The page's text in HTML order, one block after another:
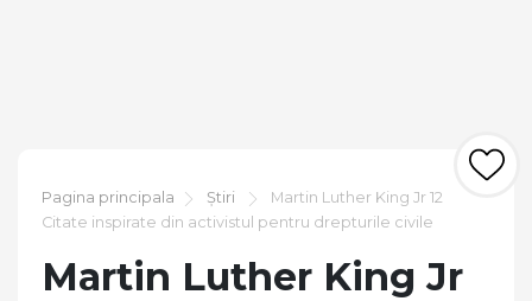
Pagina principala Știri
Martin Luther King Jr 12
Citate inspirate din activistul pentru drepturile civile
Martin Luther King Jr